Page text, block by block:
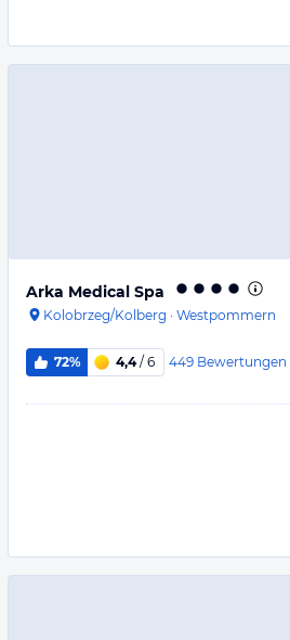
Arka Medical Spa
Kolobrzeg/Kolberg · Westpommern
72% 4,4/ 6 449 Bewertungen